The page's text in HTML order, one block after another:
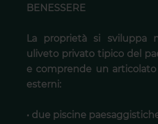
BENESSERE
La proprietà si sviluppa
uliveto privato tipico del
e comprende un
esterni:
• due piscine